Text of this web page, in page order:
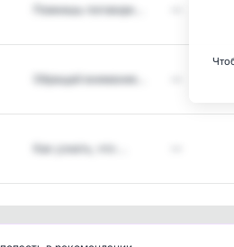
Помнишь поговорк…
Обращай внимание…
Как узнать, что …